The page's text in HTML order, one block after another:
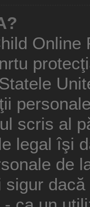
scris al
legal îşi
de
sigur